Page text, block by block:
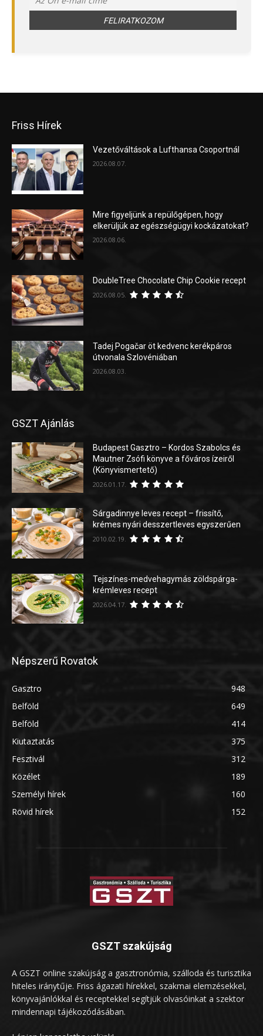
Friss Hírek
Vezetőváltások a Lufthansa Csoportnál
2026.08.07.
Mire figyeljünk a repülőgépen, hogy
elkerüljük az egészségügyi kockázatokat?
2026.08.06.
DoubleTree Chocolate Chip Cookie recept
2026.08.05.
Tadej Pogačar öt kedvenc kerékpáros
útvonala Szlovéniában
2026.08.03.
GSZT Ajánlás
Budapest Gasztro – Kordos Szabolcs és
Mautner Zsófi könyve a főváros ízeiről
(Könyvismertető)
2026.01.17.
Sárgadinnye leves recept – frissítő,
krémes nyári desszertleves egyszerűen
2010.02.19.
Tejszínes-medvehagymás zöldspárga-
krémleves recept
2026.04.17.
Népszerű Rovatok
Gasztro
948
Belföld
649
Belföld
414
Kiutaztatás
375
Fesztivál
312
Közélet
189
Személyi hírek
160
Rövid hírek
152
GSZT szakújság
A GSZT online szakújság a gasztronómia, szálloda és turisztika
hiteles iránytűje. Friss ágazati hírekkel, szakmai elemzésekkel,
könyvajánlókkal és receptekkel segítjük olvasóinkat a szektor
mindennapi tájékozódásában.